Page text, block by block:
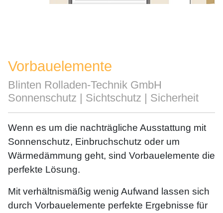
Vorbauelemente
Blinten Rolladen-Technik GmbH
Sonnenschutz | Sichtschutz | Sicherheit
Wenn es um die nachträgliche Ausstattung mit
Sonnenschutz, Einbruchschutz oder um
Wärmedämmung geht, sind Vorbauelemente die
perfekte Lösung.
Mit verhältnismäßig wenig Aufwand lassen sich
durch Vorbauelemente perfekte Ergebnisse für